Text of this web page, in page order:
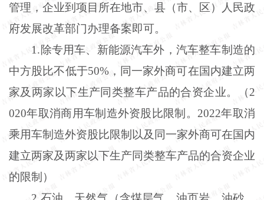
管理，企业到项目所在地市、县（市、区）人民政
府发展改革部门办理备案即可。
1 .除专用车、新能源汽车外，汽车整车制造的
中方股比不低于50%，同一家外商可在国内建立两
家及两家以下生产同类整车产品的合资企业。（2
020年取消商用车制造外资股比限制。2022年取消
乘用车制造外资股比限制以及同一家外商可在国内
建立两家及两家以下生产同类整车产品的合资企业
的限制）